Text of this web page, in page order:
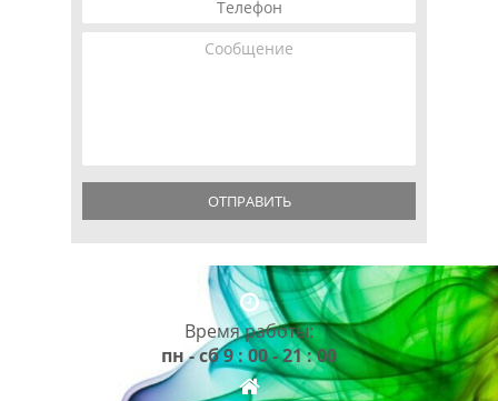
ОТПРАВИТЬ
Время работы:
пн - сб 9 : 00 - 21 : 00